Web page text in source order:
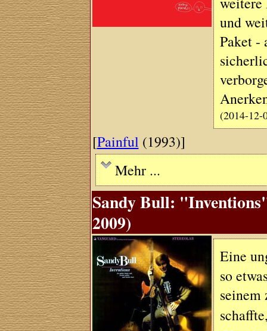
und
Paket -
(2014-12-
[Painful (1993)]
Mehr ...
Sandy Bull:
2009)
Eine
so
seinem